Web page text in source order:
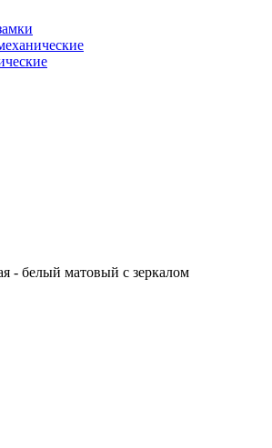
- белый матовый с зеркалом